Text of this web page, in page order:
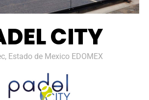
CITY
Estado de Mexico EDOMEX